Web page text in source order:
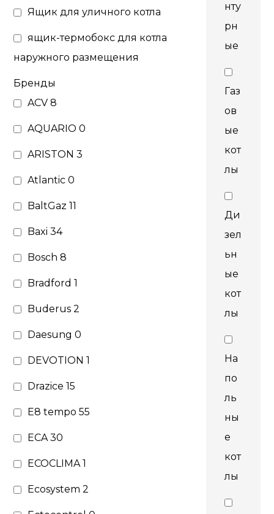
Ящик для уличного котла
ящик-термобокс для котла
наружного размещения
Бренды
ACV8
AQUARIO0
ARISTON3
Atlantic0
BaltGaz11
Baxi34
Bosch8
Bradford1
Buderus2
Daesung0
DEVOTION1
Drazice15
E8 tempo55
ECA30
ECOCLIMA1
Ecosystem2
нту
рн
ые
Газ
ов
ые
кот
лы
Ди
зел
ьн
ые
кот
лы
На
по
ль
ны
е
кот
лы